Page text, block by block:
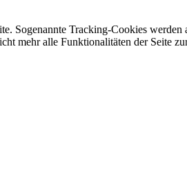
Sogenannte Tracking-Cookies
mehr alle Funktionalitäten der Seite